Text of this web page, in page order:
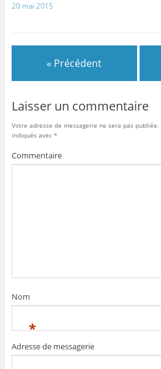
20 mai 2015
« Précédent
Laisser un commentaire
Votre adresse de messagerie ne sera pas publiée.
indiqués avec *
Commentaire
Nom
*
Adresse de messagerie